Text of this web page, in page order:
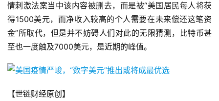
情刺激法案当中该内容被删去，而是被“美国居民每人将获
得1500美元，而净收入较高的个人需要在未来偿还这笔资
金”所取代，但是并不妨碍人们对此的无限猜测，比特币甚
至也一度触及7000美元，是近期的峰值。
【世链财经原创】